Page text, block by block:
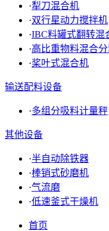
·犁刀混合机
·双行星动力搅拌机
·IBC料罐式翻转混
·高比重物料混合
·桨叶式混合机
输送配料设备
·多组分吸料计量秤
其他设备
·半自动除铁器
·棒销式砂磨机
·气流磨
·低速釜式干燥机
首页